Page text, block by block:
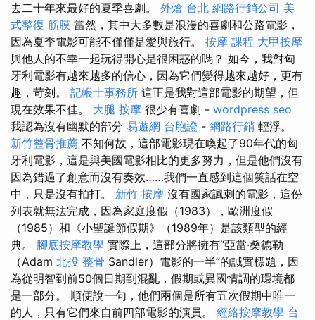
去二十年來最好的夏季喜劇。 外燴 台北 網路行銷公司 美
式整復 筋膜 當然，其中大多數是浪漫的喜劇和公路電影，
因為夏季電影可能不僅僅是愛與旅行。 按摩 課程 大甲按摩
與他人的不幸一起玩得開心是很困惑的嗎？ 如今，我對匈
牙利電影有越來越多的信心，因為它們變得越來越好，更有
趣，苛刻。 記帳士事務所 這正是我對這部電影的期望，但
現在效果不佳。 大腿 按摩 很少有喜劇 - wordpress seo
我認為沒有幽默的部分 易遊網 台胞證 - 網路行銷 輕浮。
新竹整骨推薦 不知何故，這部電影現在喚起了90年代的匈
牙利電影，這是與美國電影相比的更多努力，但是他們沒有
因為錯過了創意而沒有奏效……我們一直感到這個笑話在空
中，只是沒有拍打。 新竹 按摩 沒有國家諷刺的電影，這份
列表就無法完成，因為家庭度假（1983），歐洲度假
（1985）和《小聖誕節假期》（1989年）是該類型的經
典。 腳底按摩教學 實際上，這部分將擁有“亞當·桑德勒
（Adam 北投 整骨 Sandler）電影的一半”的誠實標題，因
為從明智到前50個日期到混亂，假期或異國情調的環境都
是一部分。 順便說一句，他們兩個是所有五次假期中唯一
的人，只有它們來自前四部電影的演員。 經絡按摩教學 台